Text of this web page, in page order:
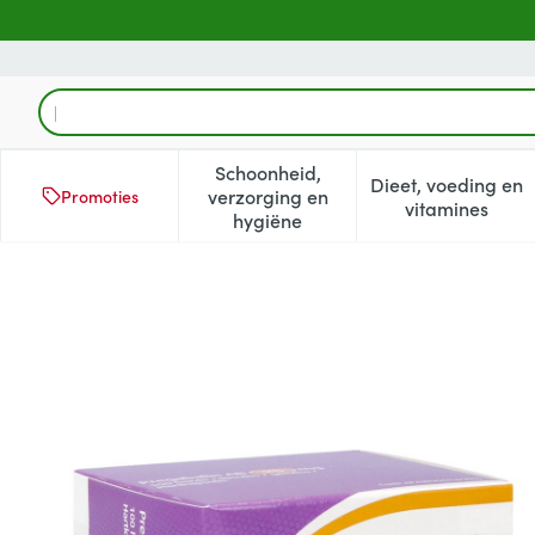
Product, merk, categorie...
Promoties
Schoonheid,
verzorging en
hygiëne
Toon submenu voor
Dieet, voeding en
vitamines
Toon
Pregabaline AB 25mg